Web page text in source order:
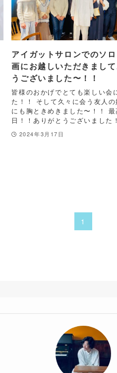
アイガットサロンでのソ
画にお越しいただきまし
うございました〜！！
皆様のおかげでとても楽しい会
た！！ そして久々に会う友人
にも胸ときめきました〜！！ 最
日！！ありがとうございました
2024年3月17日
1